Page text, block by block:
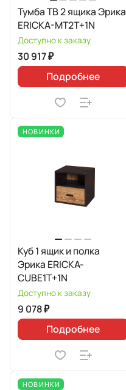
Тумба ТВ 2 ящика Эрика
ERICKA-MT2T+1N
Доступно к заказу
30 917 ₽
Подробнее
НОВИНКИ
Куб 1 ящик и полка
Эрика ERICKA-
CUBE1T+1N
Доступно к заказу
9 078 ₽
Подробнее
НОВИНКИ